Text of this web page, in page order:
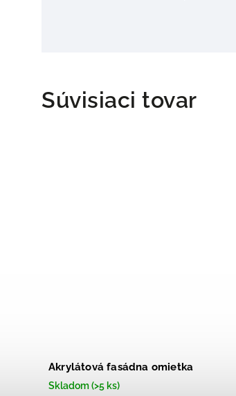
Súvisiaci tovar
Akrylátová fasádna omietka
Skladom (>5 ks)